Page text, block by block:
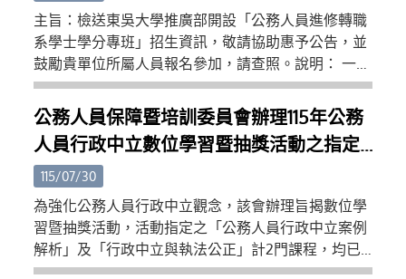
主旨：檢送東吳大學推廣部開設「公務人員進修轉職
系學士學分專班」招生資訊，敬請協助惠予公告，並
鼓勵貴單位所屬人員報名參加，請查照。說明： 一、
本校推廣部為提供在職公務人員培養資訊領域專長之
機會，以取得轉任「資訊處理」或「資通安全」等職
系之資格，特邀名師開設相關課程。二、上課時間：
115年9月15日至116年1月16日止。三、報名優惠：於115
年7月29日至115年8月31日完成報名繳費者，新生可享
95折學費優惠，另有符合本部折扣優惠者則可享9折
折扣。四、隨函檢附招生簡章乙份，詳細課程資訊及
授課內容請至本部官網查詢
https://www.ext.scu.edu.tw/courses2.php。
公務人員保障暨培訓委員會辦理115年公務
人員行政中立數位學習暨抽獎活動之指定
課程，業於「e等公務園+學習平臺」上
架，請同仁踴躍參與。
115/07/30
為強化公務人員行政中立觀念，該會辦理旨揭數位學
習暨抽獎活動，活動指定之「公務人員行政中立案例
解析」及「行政中立與執法公正」計2門課程，均已
於「e等公務園+學習平臺」文官e學苑加盟專區上